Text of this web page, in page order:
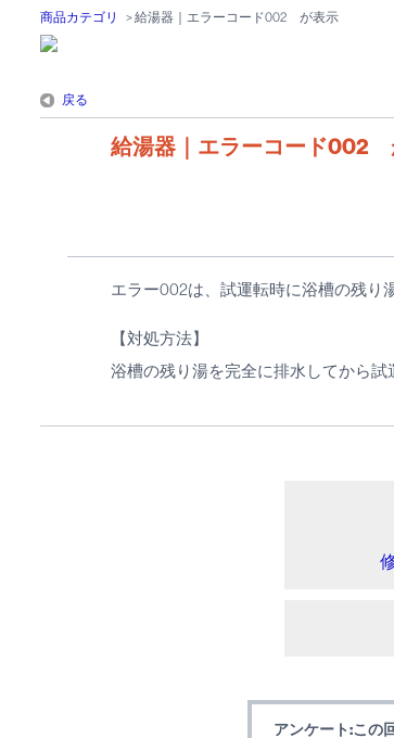
商品カテゴリ >給湯器｜エラーコード002 が表示
戻る
給湯器｜エラーコード002
エラー002は、試運転時に浴槽の残り
【対処方法】
浴槽の残り湯を完全に排水してから試
アンケート:この